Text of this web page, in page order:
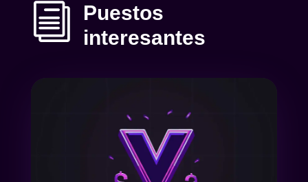
i
Puestos
interesantes